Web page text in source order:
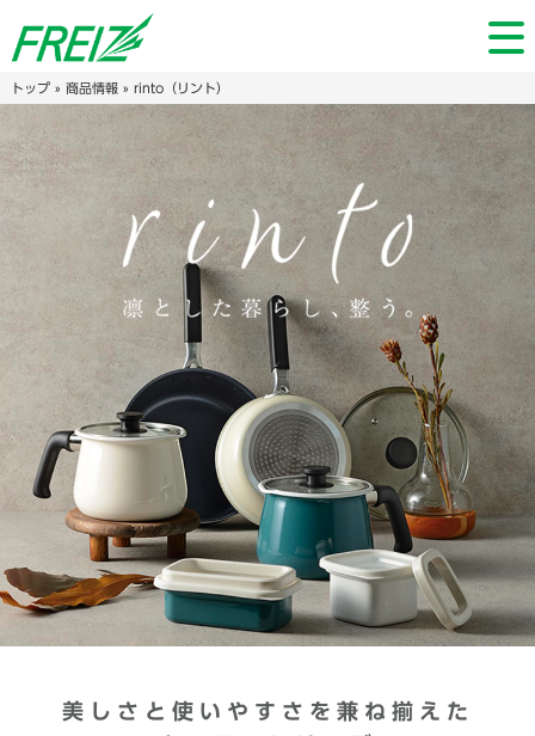
トップ» 商品情報» rinto（リント）
美しさと使いやすさを兼ね揃えた